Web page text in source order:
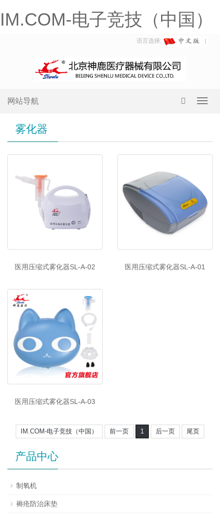
IM.COM-电子竞技（中国）
语言选择:
网站导航
雾化器
医用压缩式雾化器SL-A-02 医用压缩式雾化器SL-A-01
医用压缩式雾化器SL-A-03
IM.COM-电子竞技（中国） 前一页 1 后一页 尾页
产品中心
制氧机
褥疮防治床垫